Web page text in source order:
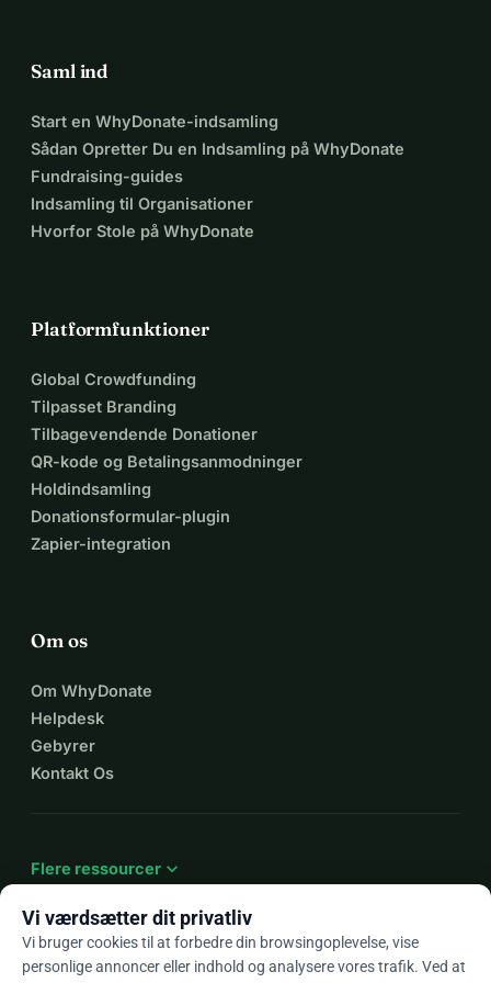
Saml ind
Start en WhyDonate-indsamling
Sådan Opretter Du en Indsamling på WhyDonate
Fundraising-guides
Indsamling til Organisationer
Hvorfor Stole på WhyDonate
Platformfunktioner
Global Crowdfunding
Tilpasset Branding
Tilbagevendende Donationer
QR-kode og Betalingsanmodninger
Holdindsamling
Donationsformular-plugin
Zapier-integration
Om os
Om WhyDonate
Helpdesk
Gebyrer
Kontakt Os
Flere ressourcer expand_more
Vi værdsætter dit privatliv
Vi bruger cookies til at forbedre din browsingoplevelse, vise
personlige annoncer eller indhold og analysere vores trafik. Ved at